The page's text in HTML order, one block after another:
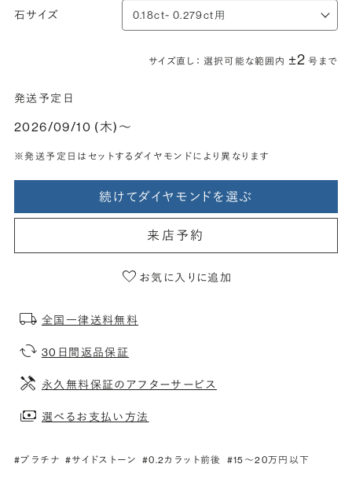
石サイズ
サイズ直し： 選択可能な範囲内 ±2 号まで
発送予定日
2026/09/10 (木)〜
※発送予定日はセットするダイヤモンドにより異なります
続けてダイヤモンドを選ぶ
来店予約
お気に入りに追加
全国一律送料無料
30日間返品保証
永久無料保証のアフターサービス
選べるお支払い方法
#プラチナ #サイドストーン #0.2カラット前後 #15〜20万円以下